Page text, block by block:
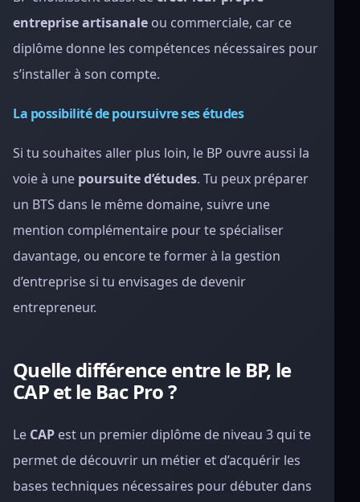
entreprise artisanale ou commerciale, car ce
diplôme donne les compétences nécessaires pour
s’installer à son compte.
La possibilité de poursuivre ses études
Si tu souhaites aller plus loin, le BP ouvre aussi la
voie à une poursuite d’études. Tu peux préparer
un BTS dans le même domaine, suivre une
mention complémentaire pour te spécialiser
davantage, ou encore te former à la gestion
d’entreprise si tu envisages de devenir
entrepreneur.
Quelle différence entre le BP, le
CAP et le Bac Pro ?
Le CAP est un premier diplôme de niveau 3 qui te
permet de découvrir un métier et d’acquérir les
bases techniques nécessaires pour débuter dans